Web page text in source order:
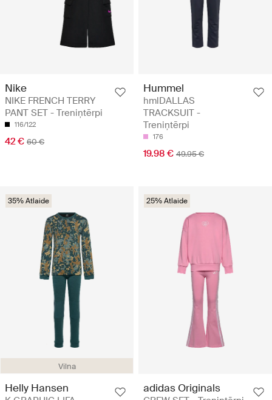
Nike
NIKE FRENCH TERRY
PANT SET - Treniņtērpi
116/122
42 € 60 €
Hummel
hmlDALLAS
TRACKSUIT -
Treniņtērpi
176
19.98 € 49.95 €
Vilna
35% Atlaide
Helly Hansen
25% Atlaide
adidas Originals